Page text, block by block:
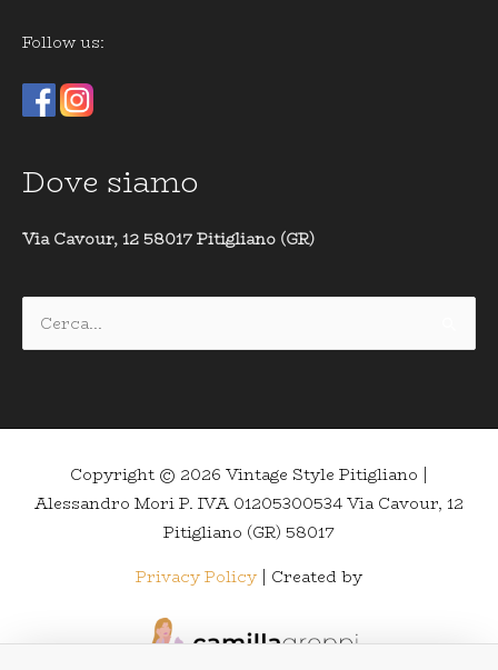
Follow us:
Dove siamo
Via Cavour, 12 58017 Pitigliano (GR)
Cerca:
Copyright © 2026 Vintage Style Pitigliano |
Alessandro Mori P. IVA 01205300534 Via Cavour, 12
Pitigliano (GR) 58017
Privacy Policy | Created by